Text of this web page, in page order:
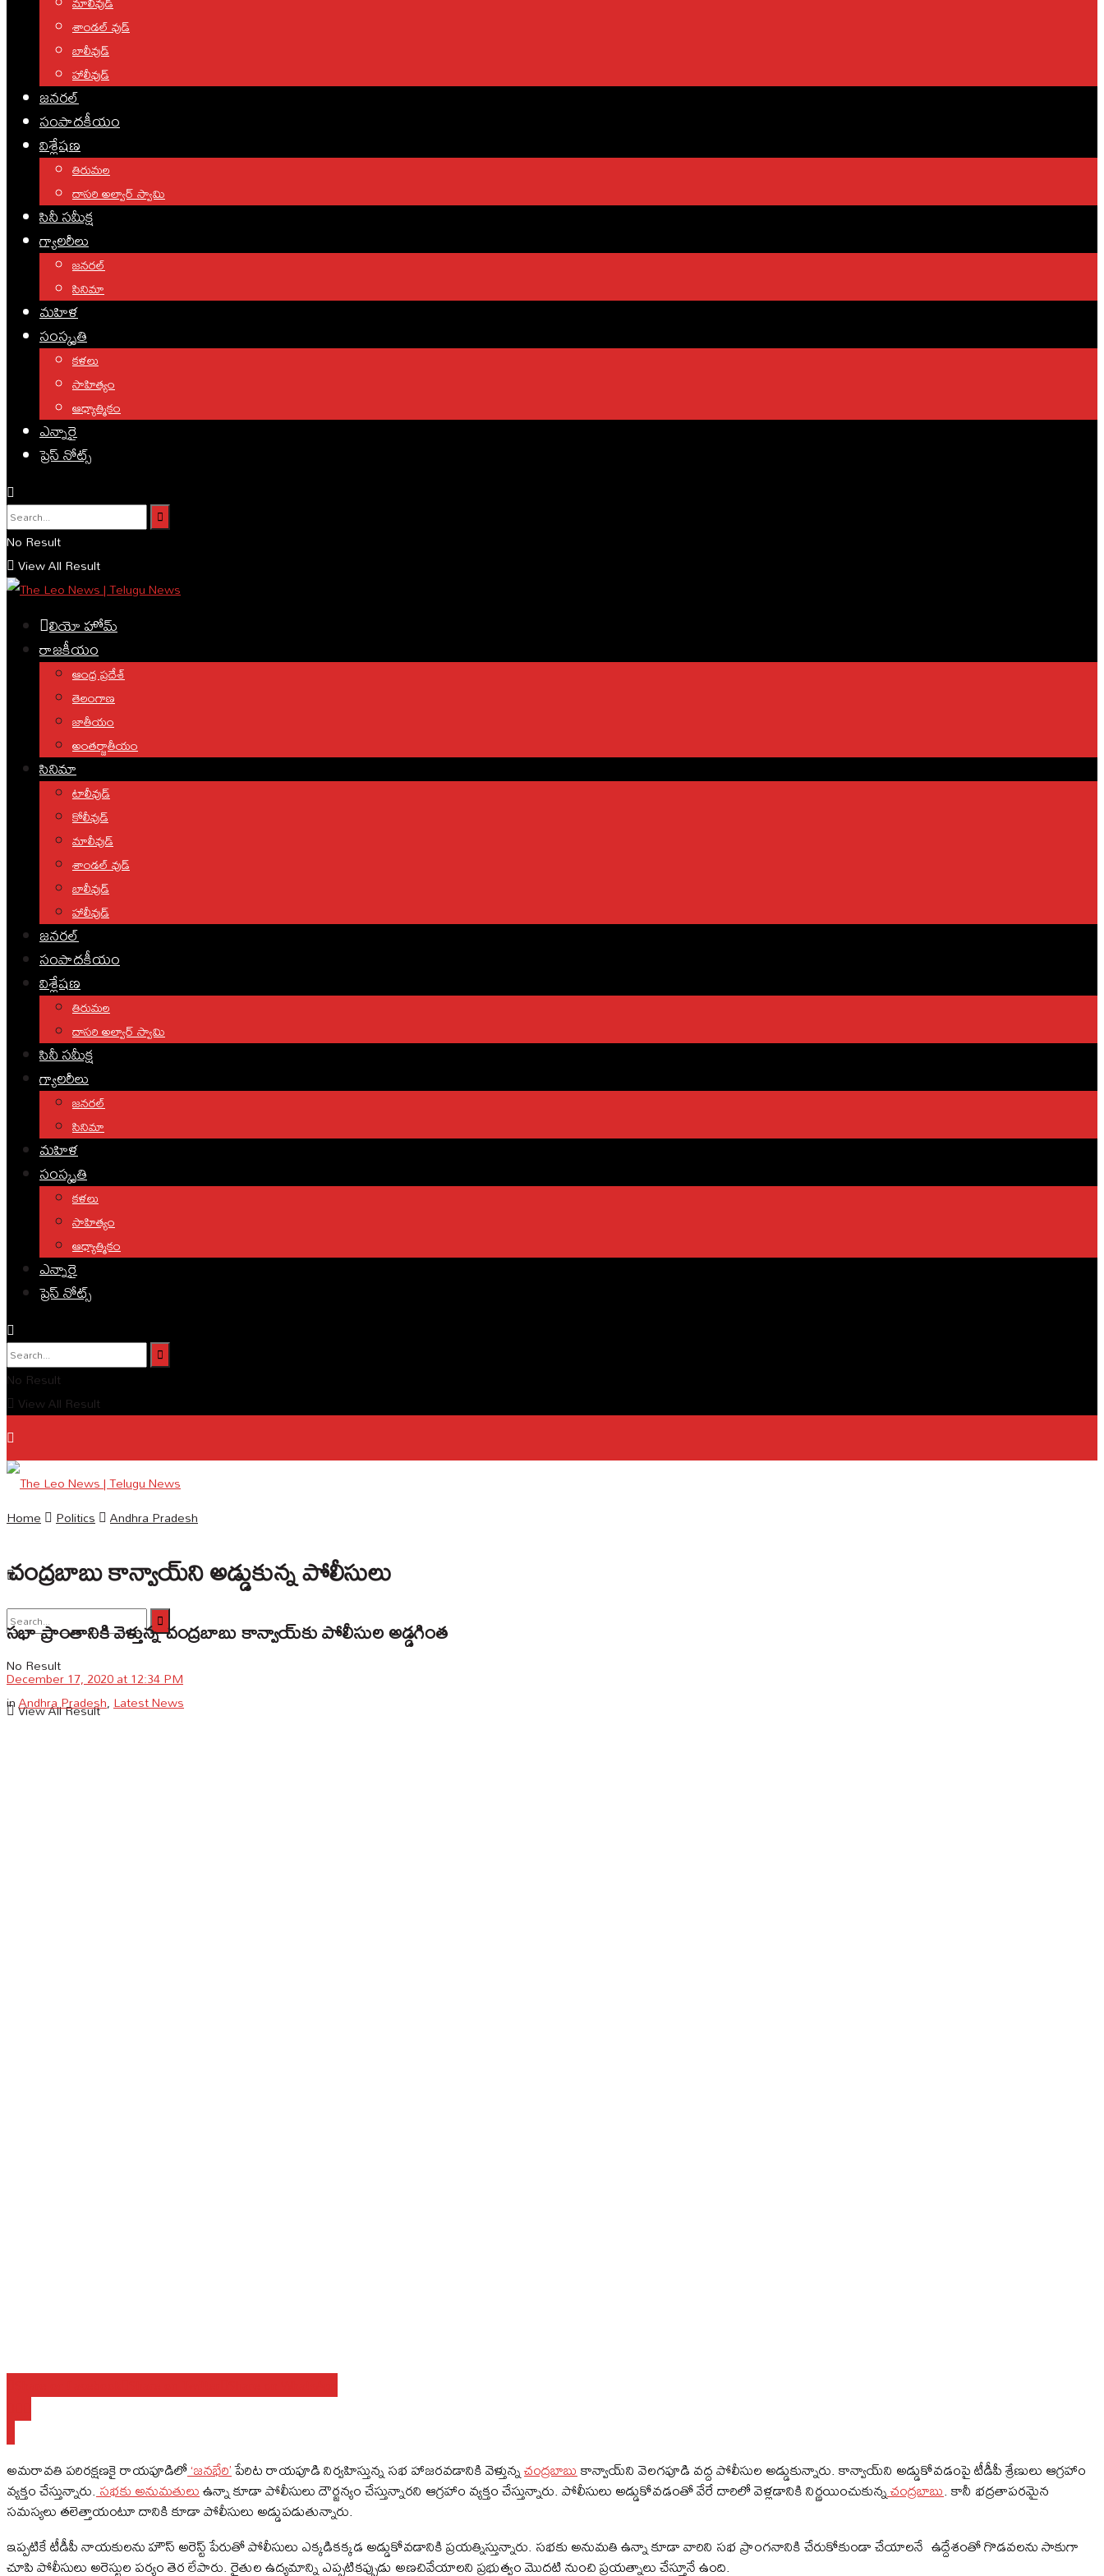
శాండల్ వుడ్
బాలీవుడ్
హాలీవుడ్
జనరల్
సంపాదకీయం
విశ్లేషణ
తిరుమల
దాసరి అల్వార్ స్వామి
సినీ సమీక్ష
గ్యాలరీలు
జనరల్
సినిమా
మహిళ
సంస్కృతి
కళలు
సాహిత్యం
ఆధ్యాత్మికం
ఎన్నారై
ప్రెస్ నోట్స్
No Result
View All Result
లియో హోమ్
రాజకీయం
ఆంధ్ర ప్రదేశ్
తెలంగాణ
జాతీయం
అంతర్జాతీయం
సినిమా
టాలీవుడ్
కోలీవుడ్
మాలీవుడ్
శాండల్ వుడ్
బాలీవుడ్
హాలీవుడ్
జనరల్
సంపాదకీయం
విశ్లేషణ
తిరుమల
దాసరి అల్వార్ స్వామి
సినీ సమీక్ష
గ్యాలరీలు
జనరల్
సినిమా
మహిళ
సంస్కృతి
కళలు
సాహిత్యం
ఆధ్యాత్మికం
ఎన్నారై
ప్రెస్ నోట్స్
No Result
View All Result
No Result
View All Result
Home Politics Andhra Pradesh
చంద్రబాబు కాన్వాయ్‌ని అడ్డుకున్న పోలీసులు
సభా ప్రాంతానికి వెళ్తున్న చంద్రబాబు కాన్వాయ్‌కు పోలీసుల అడ్డగింత
December 17, 2020 at 12:34 PM
inAndhra Pradesh,Latest News
అమరావతి పరిరక్షణకై రాయపూడిలో‘జనభేరి’పేరిట రాయపూడి నిర్వహిస్తున్న సభ హాజరవడానికి వెళ్తున్నచంద్రబాబుకాన్వాయ్‌ని వెలగపూడి వద్ద పోలీసుల అడ్డుకున్నారు. కాన్వాయ్‌ని అడ్డుకోవడంపై టీడీపీ శ్రేణులు ఆగ్రహాం
వ్యక్తం చేస్తున్నారు.సభకు అనుమతులుఉన్నా కూడా పోలీసులు దౌర్జన్యం చేస్తున్నారని ఆగ్రహాం వ్యక్తం చేస్తున్నారు. పోలీసులు అడ్డుకోవడంతో వేరే దారిలో వెళ్లడానికి నిర్ణయించుకున్నచంద్రబాబు. కానీ భద్రతాపరమైన
సమస్యలు తలెత్తాయంటూ దానికి కూడా పోలీసులు అడ్డుపడుతున్నారు.
ఇప్పటికే టీడీపీ నాయకులను హౌస్ అరెస్ట్ పేరుతో పోలీసులు ఎక్కడికక్కడ అడ్డుకోవడానికి ప్రయత్నిస్తున్నారు. సభకు అనుమతి ఉన్నా కూడా వారిని సభ ప్రాంగనానికి చేరుకోకుండా చేయాలనే ఉద్దేశంతో గొడవలను సాకుగా
చూపి పోలీసులు అరెస్టుల పర్యం తెర లేపారు. రైతుల ఉద్యమాన్ని ఎప్పటికప్పుడు అణచివేయాలని ప్రభుత్వం మొదటి నుంచి ప్రయత్నాలు చేస్తూనే ఉంది.